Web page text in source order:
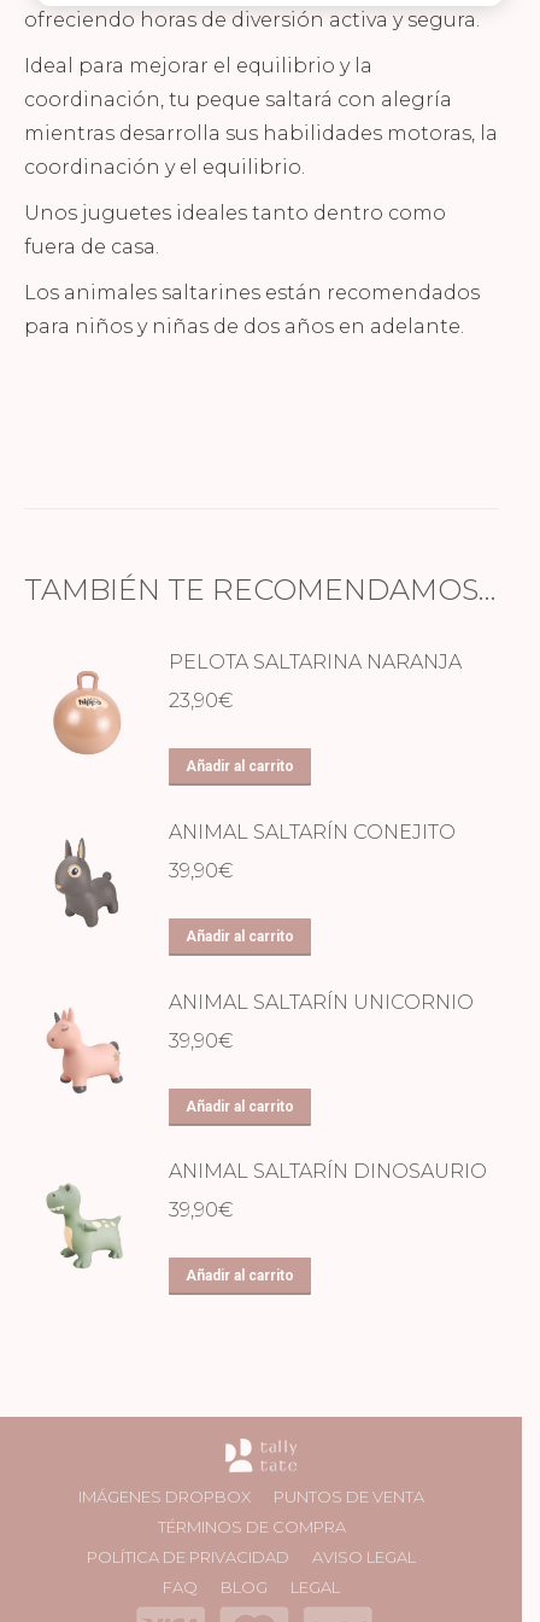
ofreciendo horas de diversión activa y segura.
Ideal para mejorar el equilibrio y la
coordinación, tu peque saltará con alegría
mientras desarrolla sus habilidades motoras, la
coordinación y el equilibrio.
Unos juguetes ideales tanto dentro como
fuera de casa.
Los animales saltarines están recomendados
para niños y niñas de dos años en adelante.
TAMBIÉN TE RECOMENDAMOS…
PELOTA SALTARINA NARANJA
23,90€
Añadir al carrito
ANIMAL SALTARÍN CONEJITO
39,90€
Añadir al carrito
ANIMAL SALTARÍN UNICORNIO
39,90€
Añadir al carrito
ANIMAL SALTARÍN DINOSAURIO
39,90€
Añadir al carrito
IMÁGENES DROPBOX
PUNTOS DE VENTA
TÉRMINOS DE COMPRA
POLÍTICA DE PRIVACIDAD
AVISO LEGAL
FAQ
BLOG LEGAL